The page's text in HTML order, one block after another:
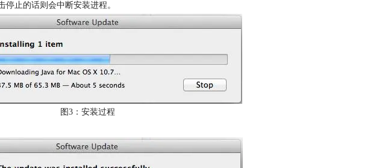
停止的话则会中断安装进程。
图3：安装过程